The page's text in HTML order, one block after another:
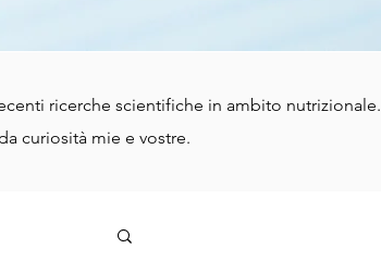
ricerche scientifiche in ambito nutrizionale.
curiosità mie e vostre.